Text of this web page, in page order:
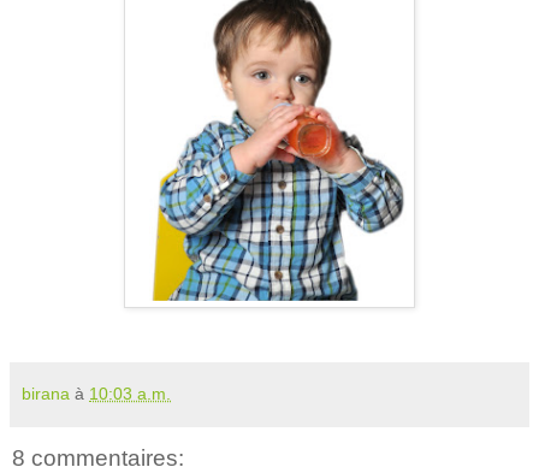
birana à 10:03 a.m.
8 commentaires: